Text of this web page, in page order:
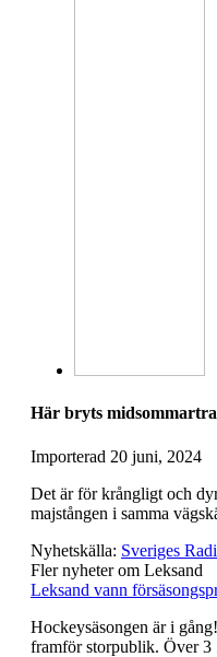
Här bryts
Importerad 20 juni, 2024
Det är för krångligt och
majstången i samma
Nyhetskälla: Sveriges
Fler nyheter om Leksand
Leksand vann
Hockeysäsongen är i
framför storpublik. Över 3